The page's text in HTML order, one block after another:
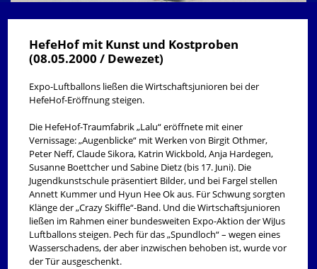
HefeHof mit Kunst und Kostproben
(08.05.2000 / Dewezet)
Expo-Luftballons ließen die Wirtschaftsjunioren bei der
HefeHof-Eröffnung steigen.
Die HefeHof-Traumfabrik „Lalu“ eröffnete mit einer
Vernissage: „Augenblicke“ mit Werken von Birgit Othmer,
Peter Neff, Claude Sikora, Katrin Wickbold, Anja Hardegen,
Susanne Boettcher und Sabine Dietz (bis 17. Juni). Die
Jugendkunstschule präsentiert Bilder, und bei Fargel stellen
Annett Kummer und Hyun Hee Ok aus. Für Schwung sorgten
Klänge der „Crazy Skiffle“-Band. Und die Wirtschaftsjunioren
ließen im Rahmen einer bundesweiten Expo-Aktion der WiJus
Luftballons steigen. Pech für das „Spundloch“ – wegen eines
Wasserschadens, der aber inzwischen behoben ist, wurde vor
der Tür ausgeschenkt.